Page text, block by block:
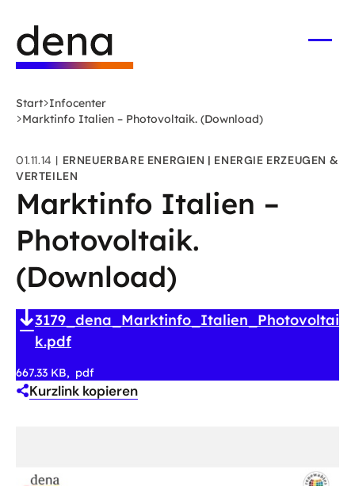
Hauptinhalt
springen
Deutsche
Energie-
Agentur
-
Startseite
Start Infocenter
Marktinfo Italien – Photovoltaik. (Download)
01.11.14 ERNEUERBARE ENERGIEN
ENERGIE ERZEUGEN &
VERTEILEN
Marktinfo Italien –
Photovoltaik.
(Download)
3179_dena_Marktinfo_Italien_Photovoltai
k.pdf
667.33 KB pdf
Kurzlink kopieren